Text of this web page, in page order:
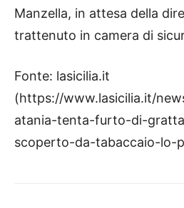
Manzella, in attesa della
trattenuto in camera di
Fonte: lasicilia.it
(https://www.lasicilia.it/
atania-tenta-furto-di-
scoperto-da-tabaccaio-lo-